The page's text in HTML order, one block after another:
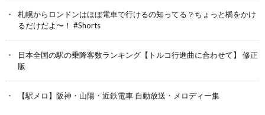
札幌からロンドンはほぼ電車で行けるの知ってる？ちょっと橋をかけ
るだけだよ〜！ #Shorts
日本全国の駅の乗降客数ランキング【トルコ行進曲に合わせて】 修正
版
【駅メロ】阪神・山陽・近鉄電車 自動放送・メロディー集